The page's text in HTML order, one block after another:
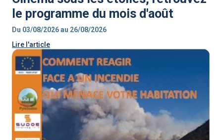
le programme du mois d'août
Du 03/08/2026 au 26/08/2026
Lire l'article